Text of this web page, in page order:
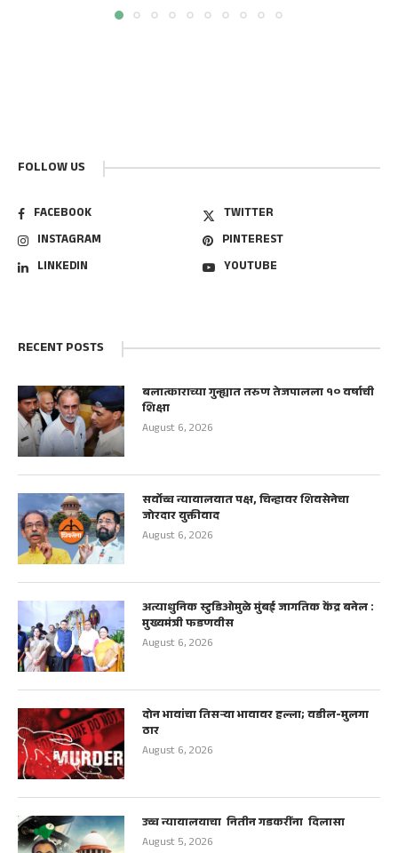
FOLLOW US
FACEBOOK
TWITTER
INSTAGRAM
PINTEREST
LINKEDIN
YOUTUBE
RECENT POSTS
बलात्काराच्या गुन्ह्यात तरुण तेजपालला १० वर्षाची
शिक्षा
August 6, 2026
सर्वोच्च न्यायालयात पक्ष, चिन्हावर शिवसेनेचा
जोरदार युक्तीवाद
August 6, 2026
अत्याधुनिक स्टुडिओमुळे मुंबई जागतिक केंद्र बनेल :
मुख्यमंत्री फडणवीस
August 6, 2026
दोन भावांचा तिसऱ्या भावावर हल्ला; वडील-मुलगा
ठार
August 6, 2026
उच्च न्यायालयाचा नितीन गडकरींना दिलासा
August 5, 2026